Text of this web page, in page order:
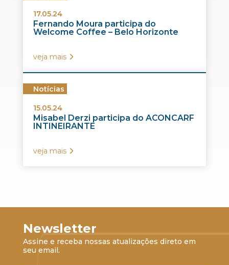
17.05.24
Fernando Moura participa do
Welcome Coffee – Belo Horizonte
veja mais
Notícias
15.05.24
Misabel Derzi participa do ACONCARF
INTINEIRANTE
veja mais
Newsletter
Assine e receba nossas atualizações direto em
seu email.